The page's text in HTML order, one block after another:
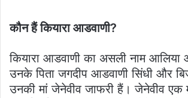
कौन हैं कियारा आडवाणी?
कियारा आडवाणी का असली नाम आलिया
उनके पिता जगदीप आडवाणी सिंधी और
उनकी मां जेनेवीव जाफरी हैं। जेनेवीव एक